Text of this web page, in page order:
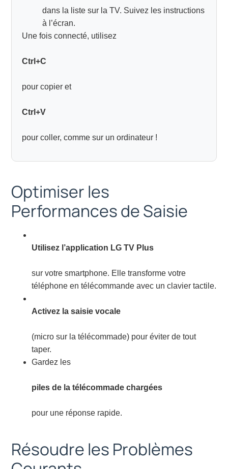
dans la liste sur la TV. Suivez les instructions
à l’écran.
Une fois connecté, utilisez
Ctrl+C
pour copier et
Ctrl+V
pour coller, comme sur un ordinateur !
Optimiser les
Performances de Saisie
Utilisez l’application LG TV Plus
sur votre smartphone. Elle transforme votre
téléphone en télécommande avec un clavier tactile.
Activez la saisie vocale
(micro sur la télécommade) pour éviter de tout
taper.
Gardez les
piles de la télécommade chargées
pour une réponse rapide.
Résoudre les Problèmes